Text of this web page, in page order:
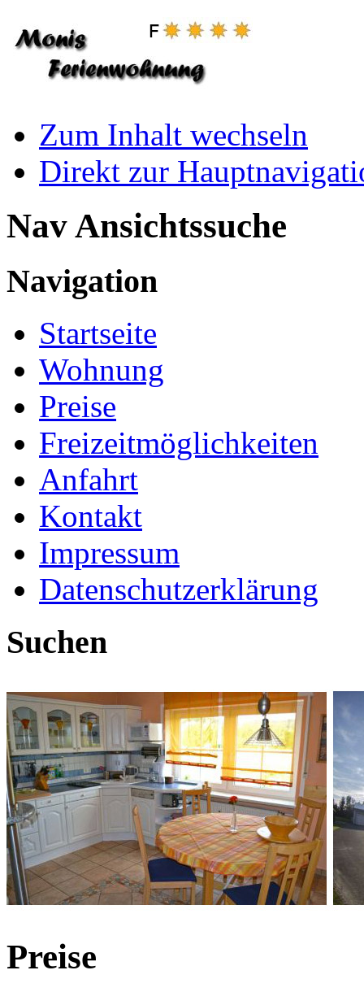
Zum Inhalt wechseln
Direkt zur
Nav Ansichtssuche
Navigation
Startseite
Wohnung
Preise
Freizeitmöglichkeiten
Anfahrt
Kontakt
Impressum
Datenschutzerklärung
Suchen
Preise